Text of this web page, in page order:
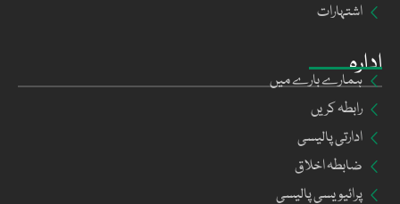
ادارہ
ہمارے بارے میں
رابطہ کریں
ادارتی پالیسی
ضابطہ اخلاق
پرائیویسی پالیسی
اشتہارات